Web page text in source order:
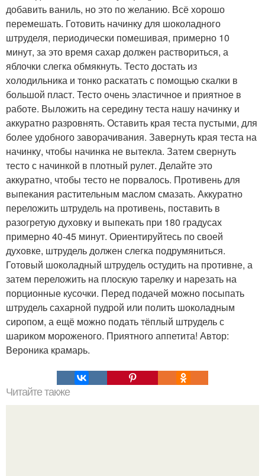
добавить ваниль, но это по желанию. Всё хорошо
перемешать. Готовить начинку для шоколадного
штруделя, периодически помешивая, примерно 10
минут, за это время сахар должен раствориться, а
яблочки слегка обмякнуть. Тесто достать из
холодильника и тонко раскатать с помощью скалки в
большой пласт. Тесто очень эластичное и приятное в
работе. Выложить на середину теста нашу начинку и
аккуратно разровнять. Оставить края теста пустыми, для
более удобного заворачивания. Завернуть края теста на
начинку, чтобы начинка не вытекла. Затем свернуть
тесто с начинкой в плотный рулет. Делайте это
аккуратно, чтобы тесто не порвалось. Противень для
выпекания растительным маслом смазать. Аккуратно
переложить штрудель на противень, поставить в
разогретую духовку и выпекать при 180 градусах
примерно 40-45 минут. Ориентируйтесь по своей
духовке, штрудель должен слегка подрумяниться.
Готовый шоколадный штрудель остудить на противне, а
затем переложить на плоскую тарелку и нарезать на
порционные кусочки. Перед подачей можно посыпать
штрудель сахарной пудрой или полить шоколадным
сиропом, а ещё можно подать тёплый штрудель с
шариком мороженого. Приятного аппетита! Автор:
Вероника крамарь.
Читайте также